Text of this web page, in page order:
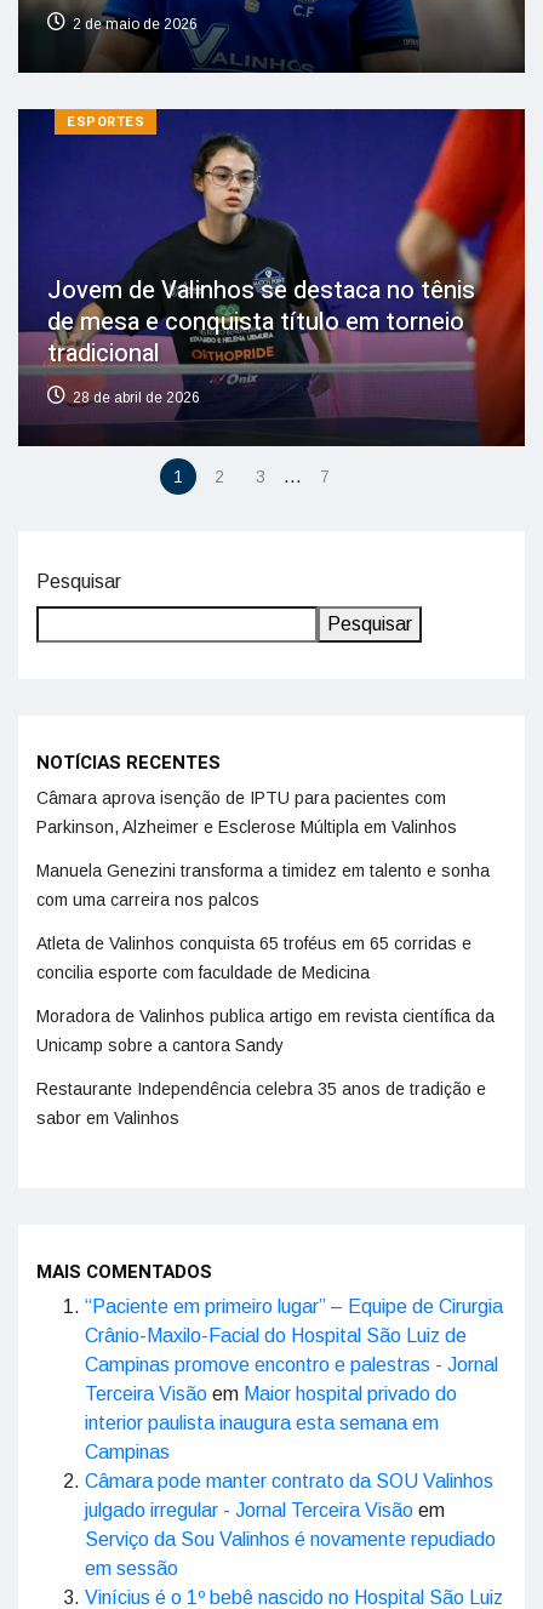
2 de maio de 2026
ESPORTES
Jovem de Valinhos se destaca no tênis
de mesa e conquista título em torneio
tradicional
28 de abril de 2026
1 2 3 … 7
Pesquisar
Pesquisar
NOTÍCIAS RECENTES
Câmara aprova isenção de IPTU para pacientes com
Parkinson, Alzheimer e Esclerose Múltipla em Valinhos
Manuela Genezini transforma a timidez em talento e sonha
com uma carreira nos palcos
Atleta de Valinhos conquista 65 troféus em 65 corridas e
concilia esporte com faculdade de Medicina
Moradora de Valinhos publica artigo em revista científica da
Unicamp sobre a cantora Sandy
Restaurante Independência celebra 35 anos de tradição e
sabor em Valinhos
MAIS COMENTADOS
“Paciente em primeiro lugar” – Equipe de Cirurgia
Crânio-Maxilo-Facial do Hospital São Luiz de
Campinas promove encontro e palestras - Jornal
Terceira Visão em Maior hospital privado do
interior paulista inaugura esta semana em
Campinas
Câmara pode manter contrato da SOU Valinhos
julgado irregular - Jornal Terceira Visão em
Serviço da Sou Valinhos é novamente repudiado
em sessão
Vinícius é o 1º bebê nascido no Hospital São Luiz